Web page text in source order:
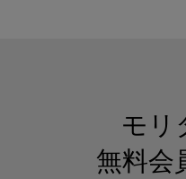
モリ
無料会